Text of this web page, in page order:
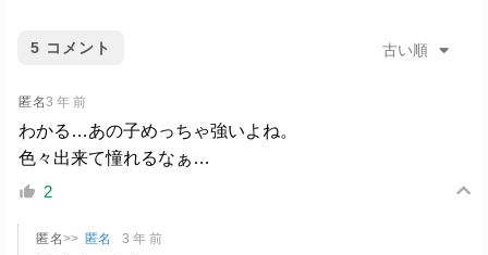
5 コメント 古い順
匿名3 年 前
わかる…あの子めっちゃ強いよね。
色々出来て憧れるなぁ…
2
匿名>> 匿名 3 年 前